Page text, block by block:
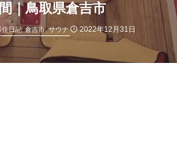
｜鳥取県倉吉市
住日記 倉吉市 サウナ
2022年12月31日